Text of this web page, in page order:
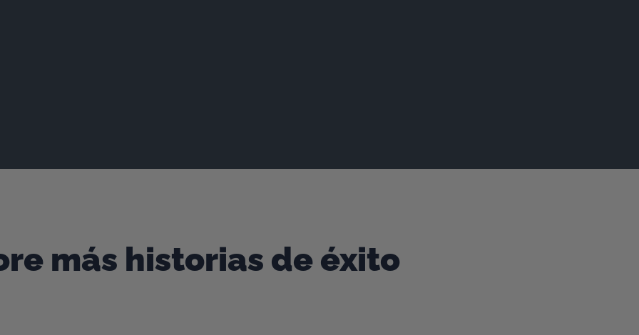
más historias de éxito